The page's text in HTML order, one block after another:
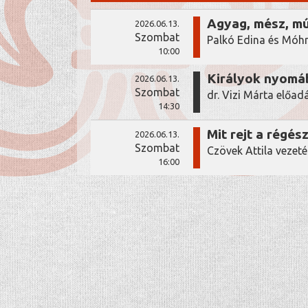
2026.06.13.
Szombat
10:00
Agyag, mész,
Palkó Edina és
2026.06.13.
Szombat
14:30
Királyok
dr. Vizi Márta
2026.06.13.
Szombat
16:00
Mit rejt a
Czövek Attila
coffee INFORMÁCIÓK
ADATKEZELÉSI TÁJÉKOZTATÓ
FIZETÉSI MÓDOK
DOKUMENTUMTÁR
LEVÉL NEKÜNK
NYITVATARTÁS
menu